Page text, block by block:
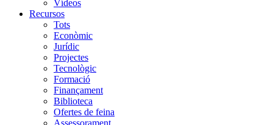
Vídeos
Recursos
Tots
Econòmic
Jurídic
Projectes
Tecnològic
Formació
Finançament
Biblioteca
Ofertes de feina
Assessorament